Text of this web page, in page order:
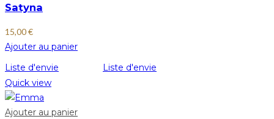
Satyna
15,00€
Ajouter au panier
Liste d'envie
Liste d'envie
Quick view
Ajouter au panier